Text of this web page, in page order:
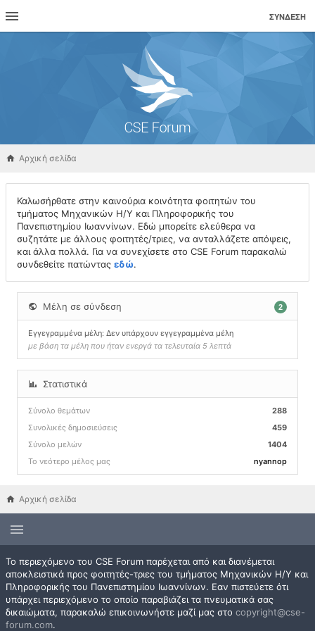
ΣΎΝΔΕΣΗ
Αρχική σελίδα
Καλωσήρθατε στην καινούρια κοινότητα φοιτητών του
τμήματος Μηχανικών Η/Υ και Πληροφορικής του
Πανεπιστημίου Ιωαννίνων. Εδώ μπορείτε ελεύθερα να
συζητάτε με άλλους φοιτητές/τριες, να ανταλλάζετε απόψεις,
και άλλα πολλά. Για να συνεχίσετε στο CSE Forum παρακαλώ
συνδεθείτε πατώντας εδώ.
Μέλη σε σύνδεση 2
Εγγεγραμμένα μέλη: Δεν υπάρχουν εγγεγραμμένα μέλη
με βάση τα μέλη που ήταν ενεργά τα τελευταία 5 λεπτά
Στατιστικά
Σύνολο θεμάτων
288
Συνολικές δημοσιεύσεις
459
Σύνολο μελών
1404
Το νεότερο μέλος μας
nyannop
Αρχική σελίδα
Το περιεχόμενο του CSE Forum παρέχεται από και διανέμεται
αποκλειστικά προς φοιτητές-τριες του τμήματος Μηχανικών Η/Υ και
Πληροφορικής του Πανεπιστημίου Ιωαννίνων. Εαν πιστεύετε ότι
υπάρχει περιεχόμενο το οποίο παραβιάζει τα πνευματικά σας
δικαιώματα, παρακαλώ επικοινωνήστε μαζί μας στο copyright@cse-
forum.com.